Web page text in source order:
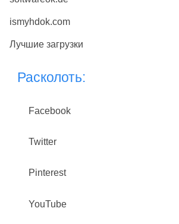
ismyhdok.com
Лучшие загрузки
Расколоть:
Facebook
Twitter
Pinterest
YouTube